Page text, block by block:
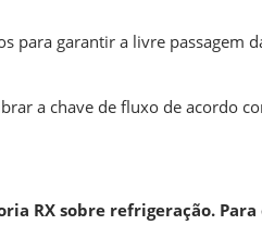
para garantir a livre passagem
a chave de fluxo de acordo
RX sobre refrigeração.